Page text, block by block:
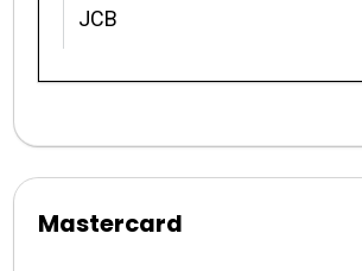
JCB
Mastercard